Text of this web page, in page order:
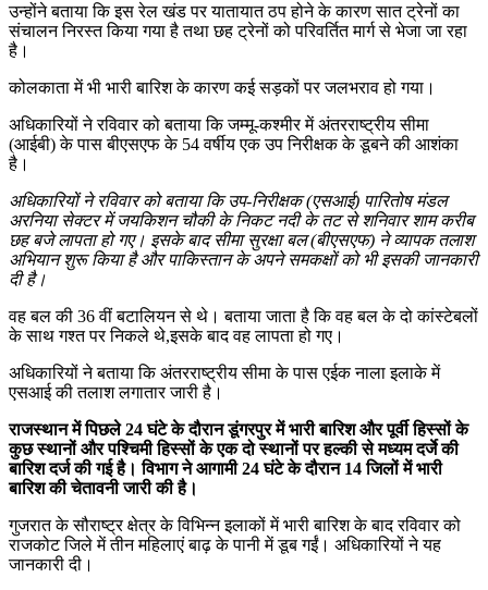
उन्होंने बताया कि इस रेल खंड पर यातायात ठप होने के कारण सात ट्रेनों का
संचालन निरस्त किया गया है तथा छह ट्रेनों को परिवर्तित मार्ग से भेजा जा रहा
है।
कोलकाता में भी भारी बारिश के कारण कई सड़कों पर जलभराव हो गया।
अधिकारियों ने रविवार को बताया कि जम्मू-कश्मीर में अंतरराष्ट्रीय सीमा
(आईबी) के पास बीएसएफ के 54 वर्षीय एक उप निरीक्षक के डूबने की आशंका
है।
अधिकारियों ने रविवार को बताया कि उप-निरीक्षक (एसआई) पारितोष मंडल
अरनिया सेक्टर में जयकिशन चौकी के निकट नदी के तट से शनिवार शाम करीब
छह बजे लापता हो गए। इसके बाद सीमा सुरक्षा बल (बीएसएफ) ने व्यापक तलाश
अभियान शुरू किया है और पाकिस्तान के अपने समकक्षों को भी इसकी जानकारी
दी है।
वह बल की 36 वीं बटालियन से थे। बताया जाता है कि वह बल के दो कांस्टेबलों
के साथ गश्त पर निकले थे,इसके बाद वह लापता हो गए।
अधिकारियों ने बताया कि अंतरराष्ट्रीय सीमा के पास एईक नाला इलाके में
एसआई की तलाश लगातार जारी है।
राजस्थान में पिछले 24 घंटे के दौरान डूंगरपुर में भारी बारिश और पूर्वी हिस्सों के
कुछ स्थानों और पश्चिमी हिस्सों के एक दो स्थानों पर हल्की से मध्यम दर्जे की
बारिश दर्ज की गई है। विभाग ने आगामी 24 घंटे के दौरान 14 जिलों में भारी
बारिश की चेतावनी जारी की है।
गुजरात के सौराष्ट्र क्षेत्र के विभिन्न इलाकों में भारी बारिश के बाद रविवार को
राजकोट जिले में तीन महिलाएं बाढ़ के पानी में डूब गईं। अधिकारियों ने यह
जानकारी दी।